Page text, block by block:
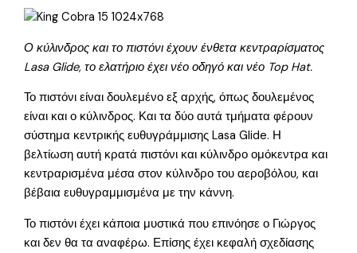
Ο κύλινδρος και το πιστόνι έχουν ένθετα κεντραρίσματος
Lasa Glide, το ελατήριο έχει νέο οδηγό και νέο Top Hat.
Το πιστόνι είναι δουλεμένο εξ αρχής, όπως δουλεμένος
είναι και ο κύλινδρος. Και τα δύο αυτά τμήματα φέρουν
σύστημα κεντρικής ευθυγράμμισης Lasa Glide. Η
βελτίωση αυτή κρατά πιστόνι και κύλινδρο ομόκεντρα και
κεντραρισμένα μέσα στον κύλινδρο του αεροβόλου, και
βέβαια ευθυγραμμισμένα με την κάννη.
Το πιστόνι έχει κάποια μυστικά που επινόησε ο Γιώργος
και δεν θα τα αναφέρω. Επίσης έχει κεφαλή σχεδίασης